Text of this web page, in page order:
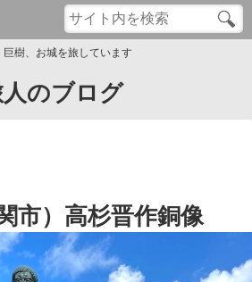
Close
巨樹、お城を旅しています
のブログ
市）高杉晋作銅像